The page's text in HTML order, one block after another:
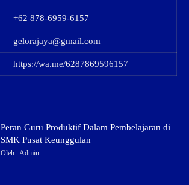
+62 878-6959-6157
gelorajaya@gmail.com
https://wa.me/6287869596157
Peran Guru Produktif Dalam Pembelajaran di
SMK Pusat Keunggulan
Oleh : Admin